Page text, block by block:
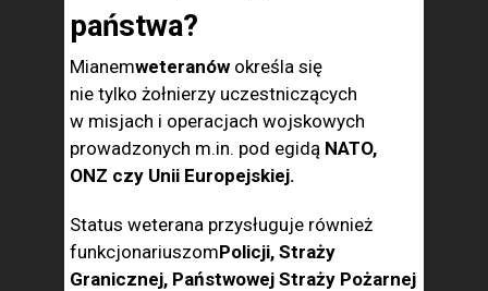
państwa?
Mianemweteranów określa się
nie tylko żołnierzy uczestniczących
w misjach i operacjach wojskowych
prowadzonych m.in. pod egidą NATO,
ONZ czy Unii Europejskiej.
Status weterana przysługuje również
funkcjonariuszomPolicji, Straży
Granicznej, Państwowej Straży Pożarnej